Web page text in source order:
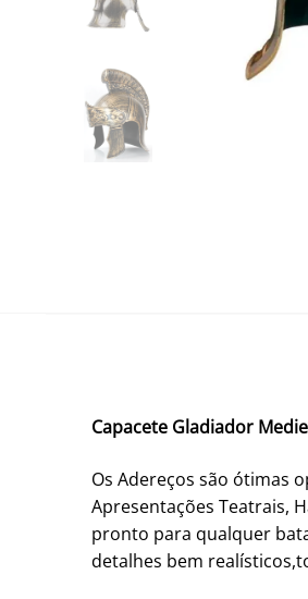
Capacete Gladiador
Os Adereços são ótimas
Apresentações Teatrais,
pronto para qualquer
detalhes bem